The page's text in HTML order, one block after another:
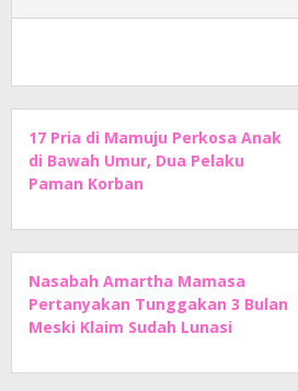
17 Pria di Mamuju Perkosa Anak
di Bawah Umur, Dua Pelaku
Paman Korban
Nasabah Amartha Mamasa
Pertanyakan Tunggakan 3 Bulan
Meski Klaim Sudah Lunasi